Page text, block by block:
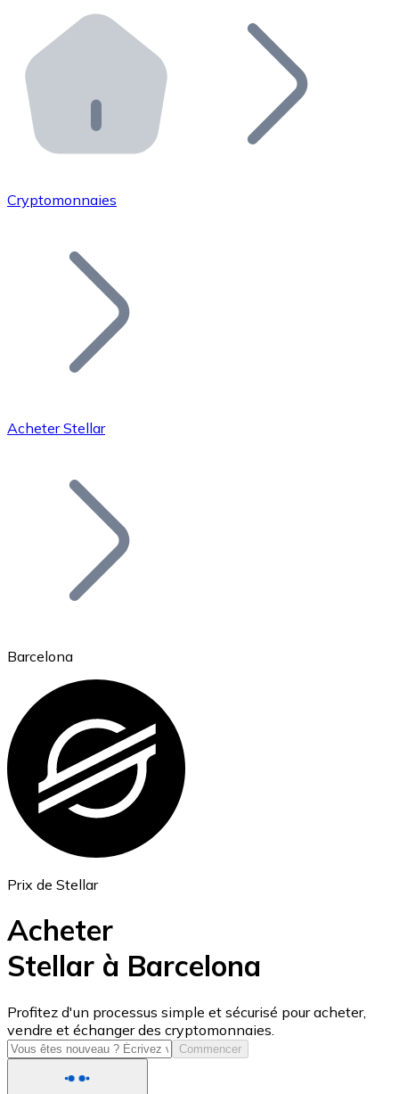
Distributeurs automatiques Bitnovo
Intégrez un ATM Bitnovo dans votre entreprise et
API Bitnovo
Intégrez notre API dans votre écosystème.
Rejoignez notre réseau de distributeurs et
Ajoutez le token de votre projet à notre service
Bitcoin
Ethereum
ETH
USD Coin
USDC
Cryptomonnaies
Acheter Stellar
Barcelona
Prix de Stellar
Acheter
Stellar à Barcelona
Profitez d'un processus simple et sécurisé pour acheter,
vendre et échanger des cryptomonnaies.
Commencer